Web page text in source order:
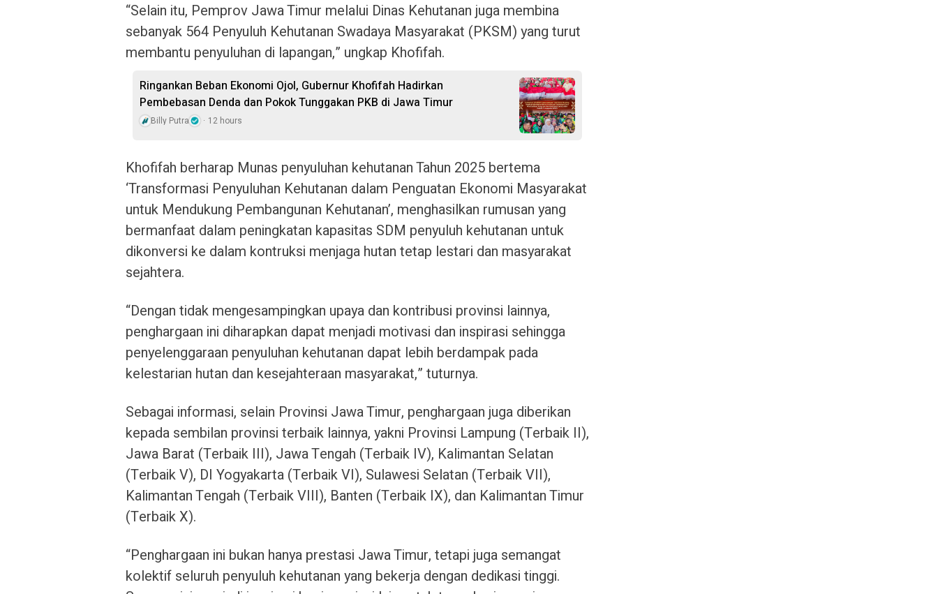
“Selain itu, Pemprov Jawa Timur melalui Dinas Kehutanan juga membina
sebanyak 564 Penyuluh Kehutanan Swadaya Masyarakat (PKSM) yang turut
membantu penyuluhan di lapangan,” ungkap Khofifah.
Ringankan Beban Ekonomi Ojol, Gubernur Khofifah Hadirkan
Pembebasan Denda dan Pokok Tunggakan PKB di Jawa Timur
Billy Putra 12 hours
Khofifah berharap Munas penyuluhan kehutanan Tahun 2025 bertema
‘Transformasi Penyuluhan Kehutanan dalam Penguatan Ekonomi Masyarakat
untuk Mendukung Pembangunan Kehutanan’, menghasilkan rumusan yang
bermanfaat dalam peningkatan kapasitas SDM penyuluh kehutanan untuk
dikonversi ke dalam kontruksi menjaga hutan tetap lestari dan masyarakat
sejahtera.
“Dengan tidak mengesampingkan upaya dan kontribusi provinsi lainnya,
penghargaan ini diharapkan dapat menjadi motivasi dan inspirasi sehingga
penyelenggaraan penyuluhan kehutanan dapat lebih berdampak pada
kelestarian hutan dan kesejahteraan masyarakat,” tuturnya.
Sebagai informasi, selain Provinsi Jawa Timur, penghargaan juga diberikan
kepada sembilan provinsi terbaik lainnya, yakni Provinsi Lampung (Terbaik II),
Jawa Barat (Terbaik III), Jawa Tengah (Terbaik IV), Kalimantan Selatan
(Terbaik V), DI Yogyakarta (Terbaik VI), Sulawesi Selatan (Terbaik VII),
Kalimantan Tengah (Terbaik VIII), Banten (Terbaik IX), dan Kalimantan Timur
(Terbaik X).
“Penghargaan ini bukan hanya prestasi Jawa Timur, tetapi juga semangat
kolektif seluruh penyuluh kehutanan yang bekerja dengan dedikasi tinggi.